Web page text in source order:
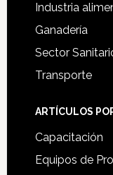
Industria
Ganadería
Sector
Transporte
ARTÍCULOS
Capacitación
Equipos de